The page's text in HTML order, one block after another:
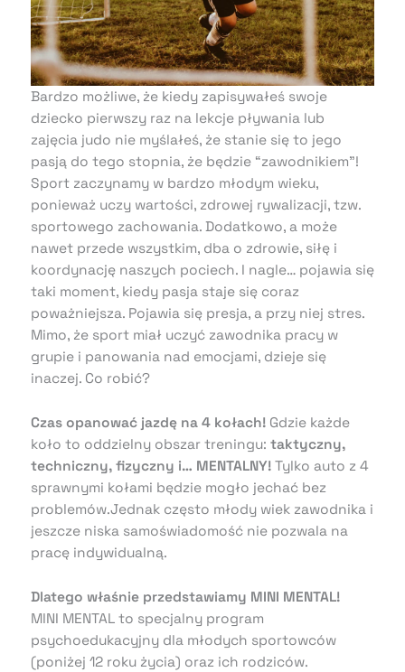
Bardzo możliwe, że kiedy zapisywałeś swoje
dziecko pierwszy raz na lekcje pływania lub
zajęcia judo nie myślałeś, że stanie się to jego
pasją do tego stopnia, że będzie “zawodnikiem”!
Sport zaczynamy w bardzo młodym wieku,
ponieważ uczy wartości, zdrowej rywalizacji, tzw.
sportowego zachowania. Dodatkowo, a może
nawet przede wszystkim, dba o zdrowie, siłę i
koordynację naszych pociech. I nagle… pojawia się
taki moment, kiedy pasja staje się coraz
poważniejsza. Pojawia się presja, a przy niej stres.
Mimo, że sport miał uczyć zawodnika pracy w
grupie i panowania nad emocjami, dzieje się
inaczej. Co robić?
Czas opanować jazdę na 4 kołach!Gdzie każde
koło to oddzielny obszar treningu: taktyczny,
techniczny, fizyczny i… MENTALNY! Tylko auto z 4
sprawnymi kołami będzie mogło jechać bez
problemów.Jednak często młody wiek zawodnika i
jeszcze niska samoświadomość nie pozwala na
pracę indywidualną.
Dlatego właśnie przedstawiamy MINI MENTAL!
MINI MENTAL to specjalny program
psychoedukacyjny dla młodych sportowców
(poniżej 12 roku życia) oraz ich rodziców.